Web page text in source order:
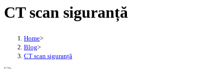
CT scan siguranță
Home>
Blog>
CT scan siguranță